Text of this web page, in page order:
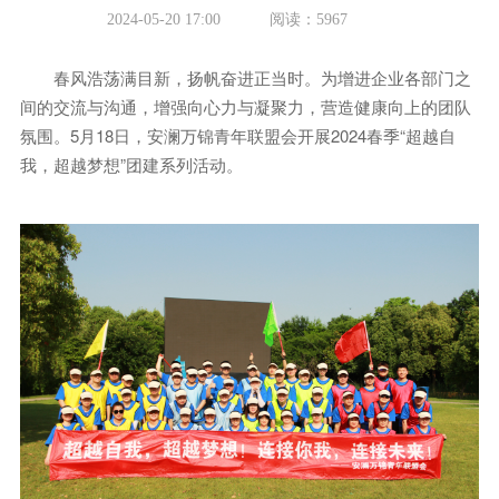
2024-05-20 17:00 阅读：5967
春风浩荡满目新，扬帆奋进正当时。为增进企业各部门之
间的交流与沟通，增强向心力与凝聚力，营造健康向上的团队
氛围。5月18日，安澜万锦青年联盟会开展2024春季“超越自
我，超越梦想”团建系列活动。